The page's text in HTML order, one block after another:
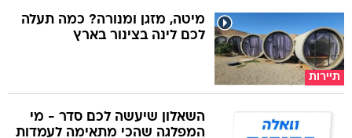
תיירות
מיטה, מזגן ומנורה? כמה תעלה
לכם לינה בצינור בארץ
השאלון שיעשה לכם סדר - מי
המפלגה שהכי מתאימה לעמדות